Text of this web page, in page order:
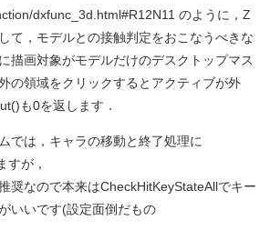
dxfunc_3d.html#R12N11 のように，Z
て，モデルとの接触判定をおこなうべきな
描画対象がモデルだけのデスクトップマス
の領域をクリックするとアクティブが外
も0を返します．
では，キャラの移動と終了処理に
すが，
奨なので本来はCheckHitKeyStateAllでキー
いいです(設定面倒だもの